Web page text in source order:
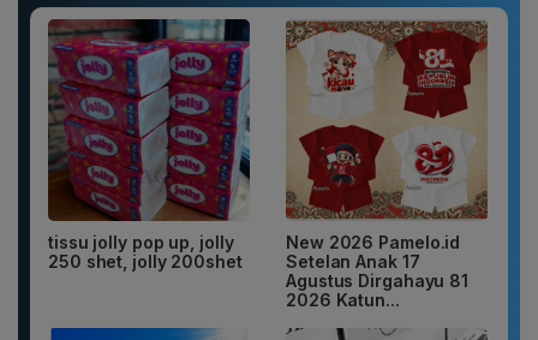
tissu jolly pop up, jolly
250 shet, jolly 200shet
New 2026 Pamelo.id
Setelan Anak 17
Agustus Dirgahayu 81
2026 Katun...